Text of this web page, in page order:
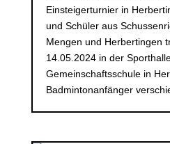
Einsteigerturnier in
und Schüler aus
Mengen und Herbertingen
14.05.2024 in der
Gemeinschaftsschule in
Badmintonanfänger